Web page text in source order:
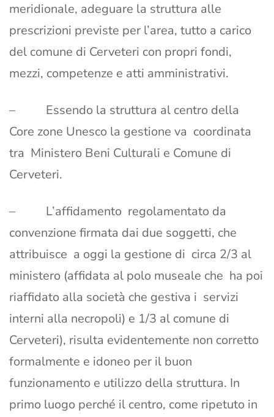
meridionale, adeguare la struttura alle
prescrizioni previste per l’area, tutto a carico
del comune di Cerveteri con propri fondi,
mezzi, competenze e atti amministrativi.
– Essendo la struttura al centro della
Core zone Unesco la gestione va coordinata
tra Ministero Beni Culturali e Comune di
Cerveteri.
– L’affidamento regolamentato da
convenzione firmata dai due soggetti, che
attribuisce a oggi la gestione di circa 2/3 al
ministero (affidata al polo museale che ha poi
riaffidato alla società che gestiva i servizi
interni alla necropoli) e 1/3 al comune di
Cerveteri), risulta evidentemente non corretto
formalmente e idoneo per il buon
funzionamento e utilizzo della struttura. In
primo luogo perché il centro, come ripetuto in